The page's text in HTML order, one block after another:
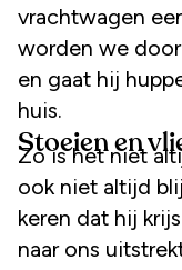
vrachtwagen
worden we
en gaat hij
huis.
Stoeien en
Zo is het niet
ook niet altijd
keren dat hij
naar ons